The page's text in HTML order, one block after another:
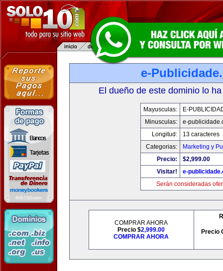
e-
El dueño de este dominio lo
Mayusculas:
E-
Minusculas:
e-
Longitud:
13 caracteres
Categorias:
Marketing y
Precio:
$2,999.00
Visitar!
e-
Serán consideradas
COMPRAR AHORA
Precio $2,999.00
COMPRAR AHORA
Precio